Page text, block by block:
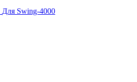
Для Swing-4000